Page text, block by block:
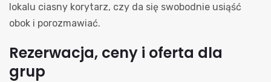
lokalu ciasny korytarz, czy da się swobodnie usiąść
obok i porozmawiać.
Rezerwacja, ceny i oferta dla
grup